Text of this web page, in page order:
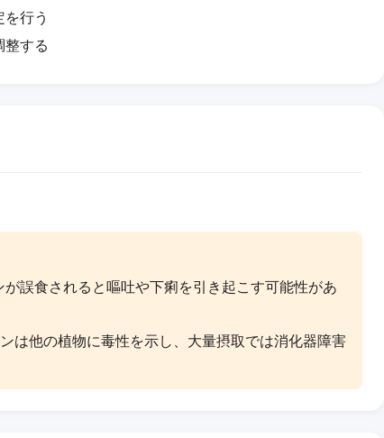
行う
整する
誤食されると嘔吐や下痢を引き起こす可能性があ
は他の植物に毒性を示し、大量摂取では消化器障害